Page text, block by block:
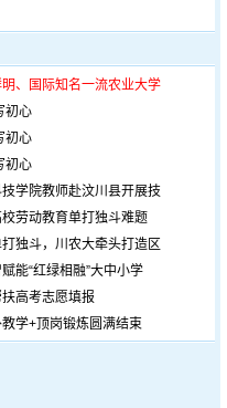
、国际知名一流农业大学
初心
初心
初心
技学院教师赴汶川县开展技
校劳动教育单打独斗难题
打独斗，川农大牵头打造区
能“红绿相融”大中小学
高考志愿填报
学+顶岗锻炼圆满结束